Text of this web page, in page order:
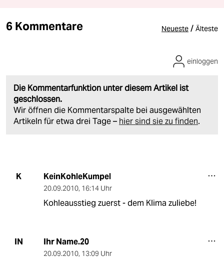
6 Kommentare Neueste / Älteste
Die Kommentarfunktion unter diesem Artikel ist
geschlossen.
Wir öffnen die Kommentarspalte bei ausgewählten
Artikeln für etwa drei Tage – hier sind sie zu finden.
einloggen
K KeinKohleKumpel
20.09.2010, 16:14 Uhr
Kohleausstieg zuerst - dem Klima zuliebe!
IN Ihr Name.20
20.09.2010, 13:09 Uhr